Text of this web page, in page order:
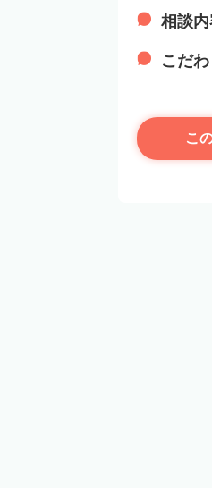
相談
こだ
こ